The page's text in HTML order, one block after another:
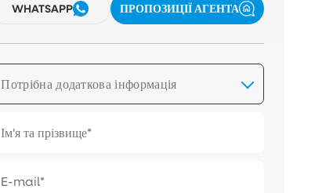
WHATSAPP ПРОПОЗИЦІЇ АГЕНТА
Потрібна додаткова інформація